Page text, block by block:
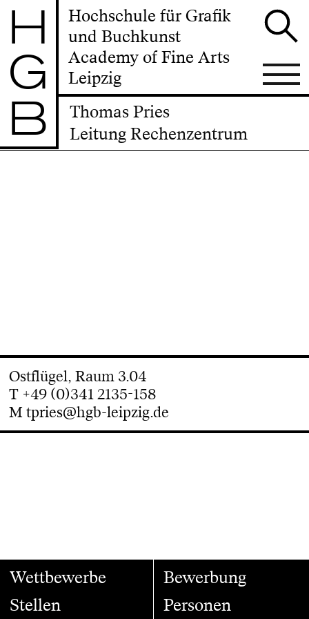
H
G
B
Hochschule für Grafik
und Buchkunst
Academy of Fine Arts
Leipzig
Thomas Pries
Leitung Rechenzentrum
Ostflügel, Raum 3.04
T +49 (0)341 2135-158
Mtpries@hgb-leipzig.de
Wettbewerbe
Stellen
Bewerbung
Personen